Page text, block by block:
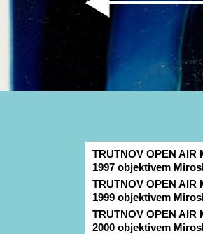
TRUTNOV OPEN AIR
1997 objektivem
TRUTNOV OPEN AIR
1999 objektivem
TRUTNOV OPEN AIR
2000 objektivem